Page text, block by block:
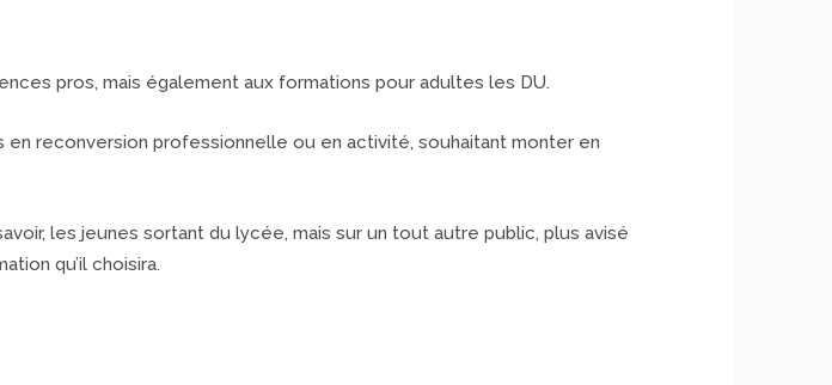
pros, mais également aux formations pour adultes les DU.
en reconversion professionnelle ou en activité, souhaitant monter en
les jeunes sortant du lycée, mais sur un tout autre public, plus avisé
qu’il choisira.